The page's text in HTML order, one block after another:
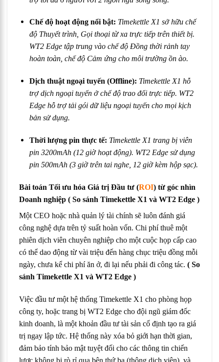
Chế độ hoạt động nổi bật: Timekettle X1 sở hữu chế
độ Thuyết trình, Gọi thoại từ xa trực tiếp trên thiết bị.
WT2 Edge tập trung vào chế độ Đồng thời rảnh tay
hoàn toàn, chế độ Cảm ứng cho môi trường ồn ào.
Dịch thuật ngoại tuyến (Offline): Timekettle X1 hỗ
trợ dịch ngoại tuyến ở chế độ trao đổi trực tiếp. WT2
Edge hỗ trợ tải gói dữ liệu ngoại tuyến cho mọi kịch
bản sử dụng.
Thời lượng pin thực tế: Timekettle X1 trang bị viên
pin 3200mAh (12 giờ hoạt động). WT2 Edge sử dụng
pin 500mAh (3 giờ trên tai nghe, 12 giờ kèm hộp sạc).
Bài toán Tối ưu hóa Giá trị Đầu tư (ROI) từ góc nhìn
Doanh nghiệp ( So sánh Timekettle X1 và WT2 Edge )
Một CEO hoặc nhà quản lý tài chính sẽ luôn đánh giá
công nghệ dựa trên tỷ suất hoàn vốn. Chi phí thuê một
phiên dịch viên chuyên nghiệp cho một cuộc họp cấp cao
có thể dao động từ vài triệu đến hàng chục triệu đồng mỗi
ngày, chưa kể chi phí ăn ở, đi lại nếu phải đi công tác. ( So
sánh Timekettle X1 và WT2 Edge )
Việc đầu tư một hệ thống Timekettle X1 cho phòng họp
công ty, hoặc trang bị WT2 Edge cho đội ngũ giám đốc
kinh doanh, là một khoản đầu tư tài sản cố định tạo ra giá
trị ngay lập tức. Hệ thống này xóa bỏ giới hạn thời gian,
đảm bảo tính bảo mật tuyệt đối cho các thông tin chiến
lược không bị rò rỉ qua bên thứ ba (thông dịch viên), và